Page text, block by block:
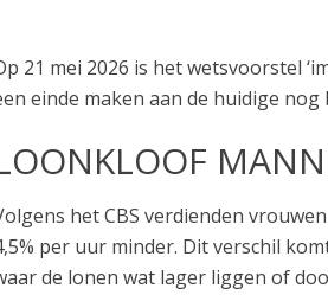
21 mei 2026 is het wetsvoorstel
einde maken aan de huidige
het CBS verdienden
per uur minder. Dit verschil
de lonen wat lager liggen of